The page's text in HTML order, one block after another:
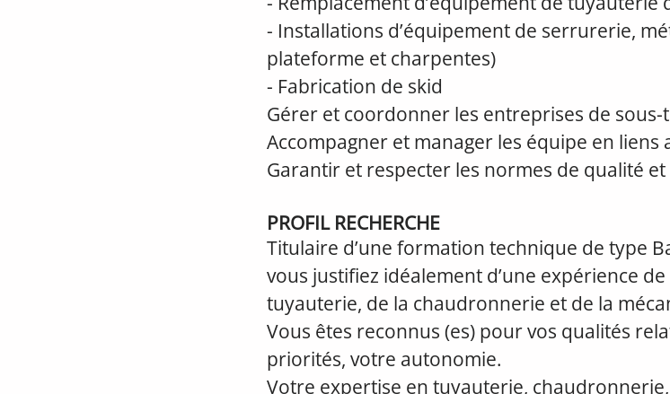
- Installations d’équipement de serrurerie,
plateforme et charpentes)
- Fabrication de skid
Gérer et coordonner les entreprises de sous-
Accompagner et manager les équipe en liens
Garantir et respecter les normes de qualité
PROFIL RECHERCHE
Titulaire d’une formation technique de type
vous justifiez idéalement d’une expérience
tuyauterie, de la chaudronnerie et de la
Vous êtes reconnus (es) pour vos qualités
priorités, votre autonomie.
Votre expertise en tuyauterie,